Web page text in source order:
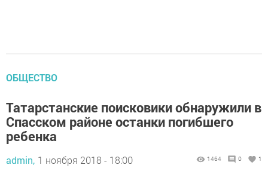
ОБЩЕСТВО
Татарстанские поисковики обнаружили в
Спасском районе останки погибшего
ребенка
admin, 1 ноября 2018 - 18:00 1464 0 1